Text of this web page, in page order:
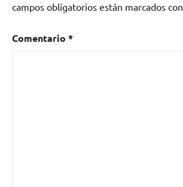
campos obligatorios están marcados con
Comentario *